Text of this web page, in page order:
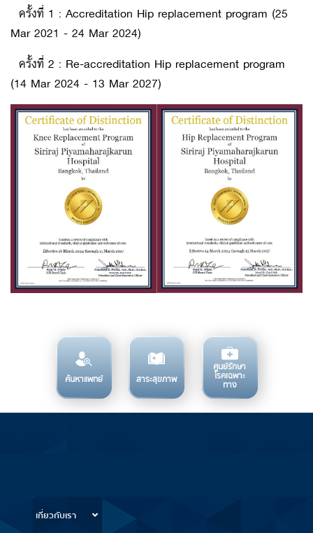
ครั้งที่ 1 : Accreditation Hip replacement program (25
Mar 2021 - 24 Mar 2024)
ครั้งที่ 2 : Re-accreditation Hip replacement program
(14 Mar 2024 - 13 Mar 2027)
ค้นหาแพทย์ สาระสุขภาพ
ศูนย์รักษา
โรคเฉพาะ
ทาง
เกี่ยวกับเรา